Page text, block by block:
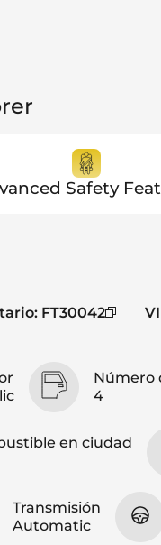
Safety
: FT30042
Número
4
en ciudad
Transmisión
Automatic